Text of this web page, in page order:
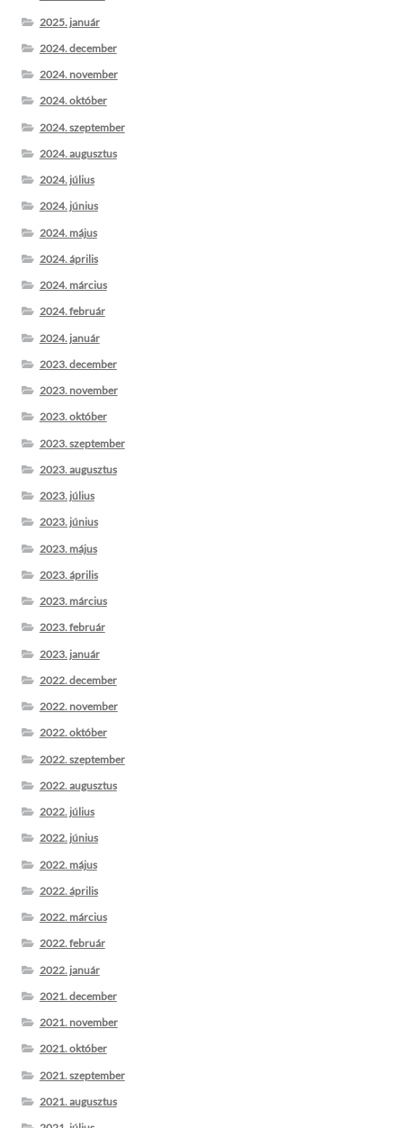
2025. január
2024. december
2024. november
2024. október
2024. szeptember
2024. augusztus
2024. július
2024. június
2024. május
2024. április
2024. március
2024. február
2024. január
2023. december
2023. november
2023. október
2023. szeptember
2023. augusztus
2023. július
2023. június
2023. május
2023. április
2023. március
2023. február
2023. január
2022. december
2022. november
2022. október
2022. szeptember
2022. augusztus
2022. július
2022. június
2022. május
2022. április
2022. március
2022. február
2022. január
2021. december
2021. november
2021. október
2021. szeptember
2021. augusztus